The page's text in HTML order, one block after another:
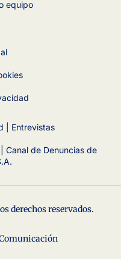
equipo
| Entrevistas
Canal de Denuncias de
derechos reservados.